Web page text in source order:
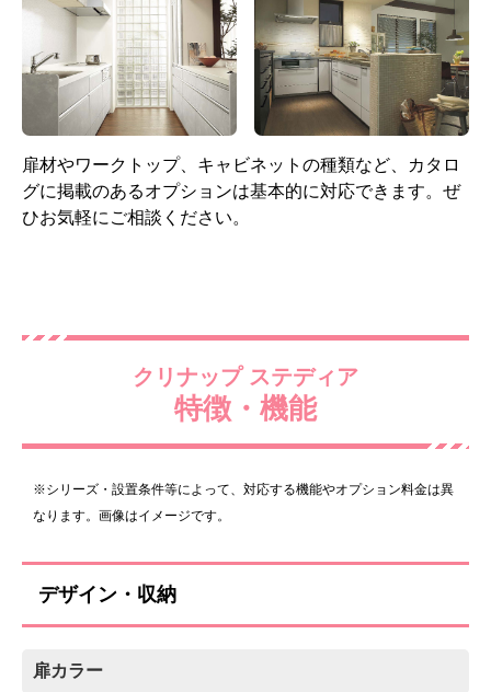
(ハンドル樹脂製)
標準仕様モデル
グリル 無水グリル ホーロ
ー天板 ブラック
標準仕様モデル
レンジフード
スタンダードプロペラファ
ン 間口75cm 全高70cm ブ
標準仕様モデル
キャビネット
引き出し
※底板ステンレス仕様
標準仕様モデル
吊戸棚
扉材やワークトップ、キャビネットの種類など、カタロ
グに掲載のあるオプションは基本的に対応できます。ぜ
ひお気軽にご相談ください。
クリナップ ステディア
特徴・機能
※シリーズ・設置条件等によって、対応する機能やオプション料金は異
なります。画像はイメージです。
デザイン・収納
扉カラー